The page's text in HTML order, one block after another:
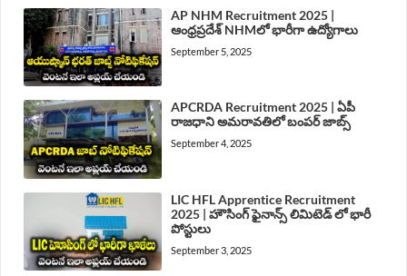
AP NHM Recruitment 2025 |
ఆంధ్రప్రదేశ్ NHMలో భారీగా ఉద్యోగాలు
September 5, 2025
APCRDA Recruitment 2025 | ఏపీ
రాజధాని అమరావతిలో బంపర్ జాబ్స్
September 4, 2025
LIC HFL Apprentice Recruitment
2025 | హౌసింగ్ ఫైనాన్స్ లిమిటెడ్ లో భారీ
పోస్టులు
September 3, 2025